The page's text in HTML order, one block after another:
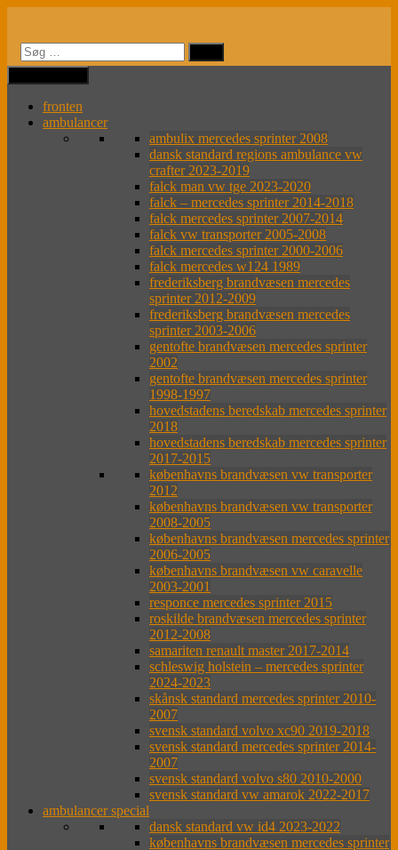
indhold
fronten
ambulancer
ambulix mercedes sprinter 2008
dansk standard regions ambulance vw
crafter 2023-2019
falck man vw tge 2023-2020
falck – mercedes sprinter 2014-2018
falck mercedes sprinter 2007-2014
falck vw transporter 2005-2008
falck mercedes sprinter 2000-2006
falck mercedes w124 1989
frederiksberg brandvæsen mercedes
sprinter 2012-2009
frederiksberg brandvæsen mercedes
sprinter 2003-2006
gentofte brandvæsen mercedes sprinter
2002
gentofte brandvæsen mercedes sprinter
1998-1997
hovedstadens beredskab mercedes sprinter
2018
hovedstadens beredskab mercedes sprinter
2017-2015
københavns brandvæsen vw transporter
2012
københavns brandvæsen vw transporter
2008-2005
københavns brandvæsen mercedes sprinter
2006-2005
københavns brandvæsen vw caravelle
2003-2001
responce mercedes sprinter 2015
roskilde brandvæsen mercedes sprinter
2012-2008
samariten renault master 2017-2014
schleswig holstein – mercedes sprinter
2024-2023
skånsk standard mercedes sprinter 2010-
2007
svensk standard volvo xc90 2019-2018
svensk standard mercedes sprinter 2014-
2007
svensk standard volvo s80 2010-2000
svensk standard vw amarok 2022-2017
ambulancer special
dansk standard vw id4 2023-2022
københavns brandvæsen mercedes sprinter